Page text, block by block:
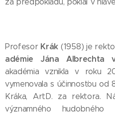
Profesor Krák (1958) je
adémie Jána Albrechta
akadémia vznikla v roku
vymenovala s účinnosťou od
Kráka, ArtD. za rektora.
významného